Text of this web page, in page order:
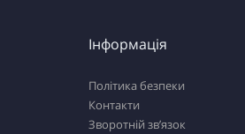
Інформація
Політика безпеки
Контакти
Зворотній зв’язок